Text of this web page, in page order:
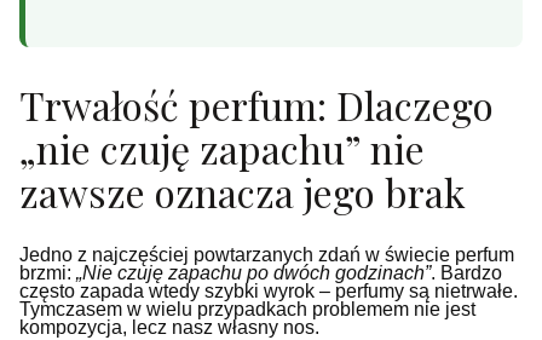
Trwałość perfum: Dlaczego
„nie czuję zapachu” nie
zawsze oznacza jego brak
Jedno z najczęściej powtarzanych zdań w świecie perfum
brzmi: „Nie czuję zapachu po dwóch godzinach”. Bardzo
często zapada wtedy szybki wyrok – perfumy są nietrwałe.
Tymczasem w wielu przypadkach problemem nie jest
kompozycja, lecz nasz własny nos.